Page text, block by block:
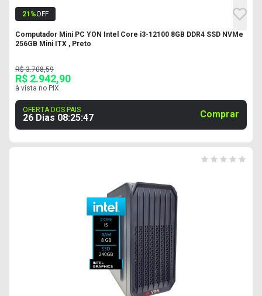
21 %OFF
Computador Mini PC YON Intel Core i3-12100 8GB DDR4 SSD NVMe
256GB Mini ITX , Preto
R$ 3.708,59
R$ 2.942,90
à vista no PIX
OFERTA DOS PAIS
26 Dias 08:25:46 Comprar